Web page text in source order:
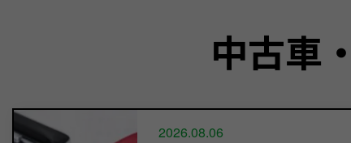
中古車
2026.08.06